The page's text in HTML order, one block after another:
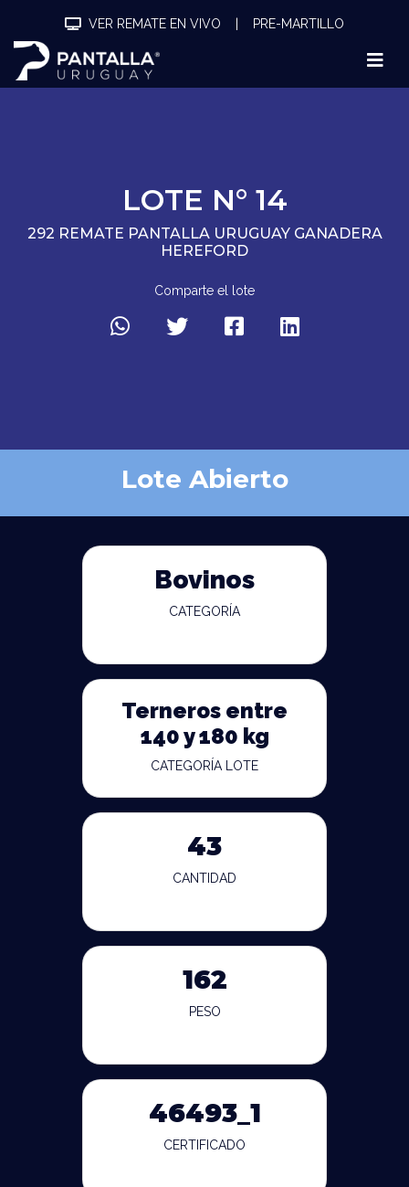
VER REMATE EN VIVO PRE-MARTILLO
LOTE N° 14
292 REMATE PANTALLA URUGUAY GANADERA
HEREFORD
Comparte el lote
Lote Abierto
Bovinos
CATEGORÍA
Terneros entre
140 y 180 kg
CATEGORÍA LOTE
43
CANTIDAD
162
PESO
46493_1
CERTIFICADO